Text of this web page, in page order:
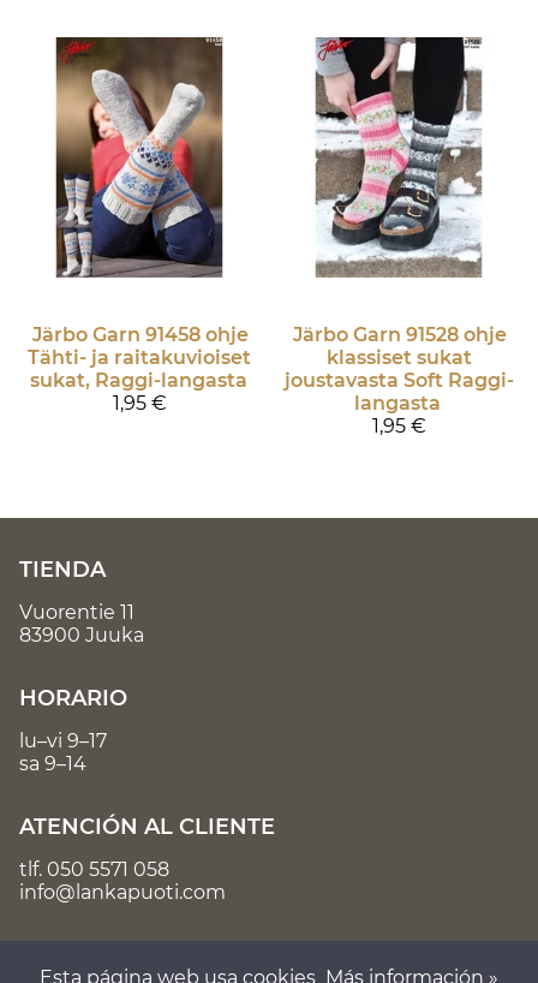
Järbo Garn 91458 ohje
Tähti- ja raitakuvioiset
sukat, Raggi-langasta
1,95 €
Järbo Garn 91528 ohje
klassiset sukat
joustavasta Soft Raggi-
langasta
1,95 €
TIENDA
Vuorentie 11
83900 Juuka
HORARIO
lu–vi 9–17
sa 9–14
ATENCIÓN AL CLIENTE
tlf. 050 5571 058
info@lankapuoti.com
Esta página web usa cookies Más información »